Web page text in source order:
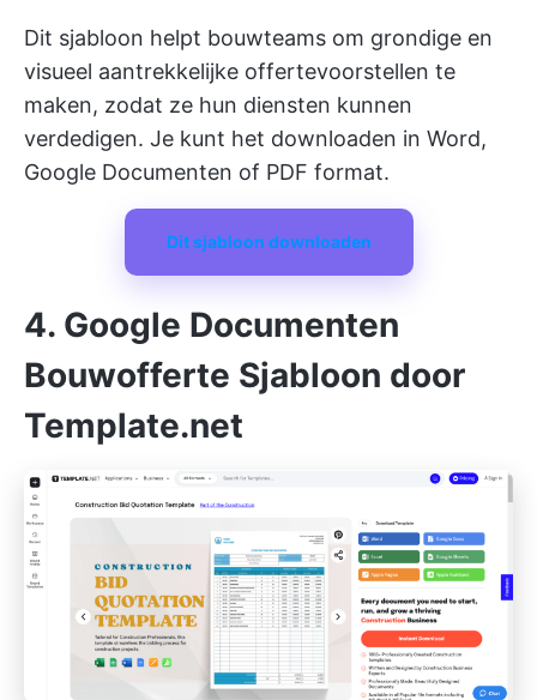
Dit sjabloon helpt bouwteams om grondige en
visueel aantrekkelijke offertevoorstellen te
maken, zodat ze hun diensten kunnen
verdedigen. Je kunt het downloaden in Word,
Google Documenten of PDF format.
Dit sjabloon downloaden
4. Google Documenten
Bouwofferte Sjabloon door
Template.net